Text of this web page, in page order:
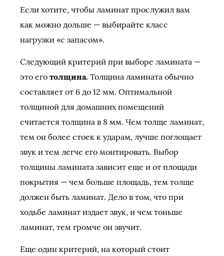
Если хотите, чтобы ламинат прослужил вам
как можно дольше — выбирайте класс
нагрузки «с запасом».
Следующий критерий при выборе ламината —
это его толщина. Толщина ламината обычно
составляет от 6 до 12 мм. Оптимальной
толщиной для домашних помещений
считается толщина в 8 мм. Чем толще ламинат,
тем он более стоек к ударам, лучше поглощает
звук и тем легче его монтировать. Выбор
толщины ламината зависит еще и от площади
покрытия — чем больше площадь, тем толще
должен быть ламинат. Дело в том, что при
ходьбе ламинат издает звук, и чем тоньше
ламинат, тем громче он звучит.
Еще один критерий, на который стоит